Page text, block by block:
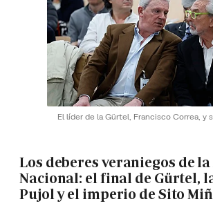
El líder de la Gürtel, Francisco Correa, y
Los deberes veraniegos de
Nacional: el final de Gürtel,
Pujol y el imperio de Sito